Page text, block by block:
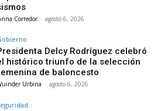
Corredor - agosto 6, 2026
Delcy Rodríguez celebró
histórico triunfo de la selección
de baloncesto
Urbina - agosto 6, 2026